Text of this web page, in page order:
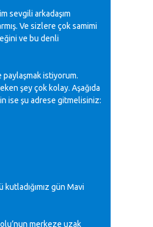
sevgili arkadaşım
Ve sizlere çok samimi
ve bu denli
paylaşmak istiyorum.
şey çok kolay. Aşağıda
ise şu adrese gitmelisiniz:
gün Mavi
merkeze uzak